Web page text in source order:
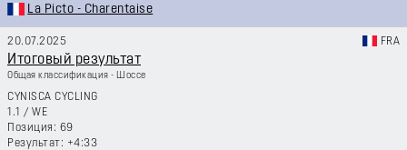
La Picto - Charentaise
20.07.2025 FRA
Итоговый результат
Общая классификация - Шоссе
CYNISCA CYCLING
1.1 / WE
69
+4:33